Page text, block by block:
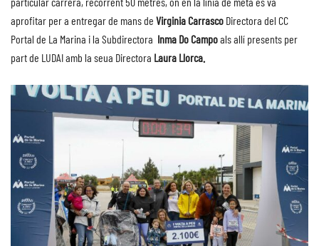
aprofitar per a entregar de mans de Virginia Carrasco Directora del CC
Portal de La Marina i la Subdirectora Inma Do Campoals allí presents per
part de LUDAI amb la seua Directora Laura Llorca.